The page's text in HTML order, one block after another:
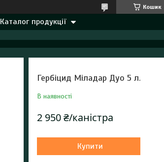
Кошик
Каталог продукції
Гербіцид Міладар Дуо 5 л.
В наявності
2 950 ₴/каністра
Купити